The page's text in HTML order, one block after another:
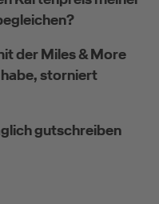
der Miles & More
storniert
gutschreiben